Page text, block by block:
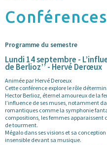
Programme du semestre
Lundi 14 septembre -
de Berlioz’’ - Hervé Derœux
Animée par Hervé Deroeux
Cette conférence explore le rôle
Hector Berlioz, éternel amoureux de la
l’influence de ses muses, notamment
romantiques comme la symphonie
compositions, les femmes apparaissent
de tourment.
Mégalo dans ses visions et sa
insensible devant sa musique.